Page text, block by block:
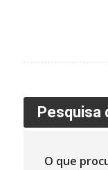
Pesquisa
O que